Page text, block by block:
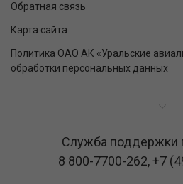
Обратная связь
Карта сайта
Политика ОАО АК «Уральские
обработки персональных данных
Служба поддержки
8 800-7700-262,+7